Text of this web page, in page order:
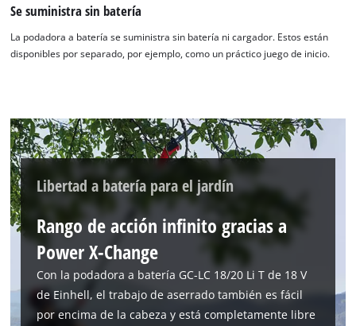
¡Necesitamos su consentimiento para
cargar el servicio Google Maps!
This content is not permitted to load due
to trackers that are not disclosed to the
visitor. The website owner needs to setup
the site with their CMP to add this content
to the list of technologies used.
Powered by
Management Platform
Se suministra sin batería
La podadora a batería se suministra sin batería ni cargador. Estos están
disponibles por separado, por ejemplo, como un práctico juego de inicio.
Libertad a batería para el jardín
Rango de acción infinito gracias a
Power X-Change
Con la podadora a batería GC-LC 18/20 Li T de 18 V
de Einhell, el trabajo de aserrado también es fácil
por encima de la cabeza y está completamente libre